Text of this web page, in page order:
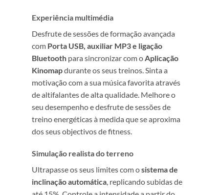
Experiência multimédia
Desfrute de sessões de formação avançada
com Porta USB, auxiliar MP3 e ligação
Bluetooth para sincronizar com o Aplicação
Kinomapdurante os seus treinos. Sinta a
motivação com a sua música favorita através
de altifalantes de alta qualidade. Melhore o
seu desempenho e desfrute de sessões de
treino energéticas à medida que se aproxima
dos seus objectivos de fitness.
Simulação realista do terreno
Ultrapasse os seus limites com osistema de
inclinação automática, replicando subidas de